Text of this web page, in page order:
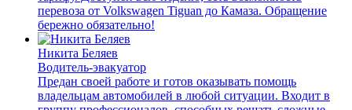
перевоза от Volkswagen Tiguan до Камаза. Обращение
бережно обязательно!
Никита Беляев
Водитель-эвакуатор
Предан своей работе и готов оказывать помощь
владельцам автомобилей в любой ситуации. Входит в